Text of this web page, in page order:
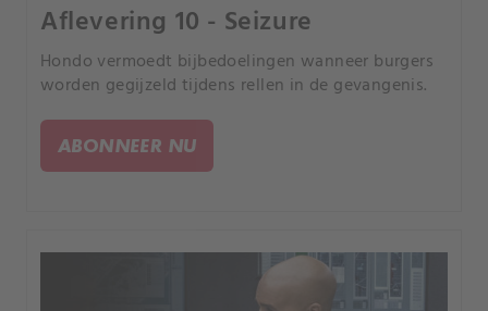
Aflevering 10 - Seizure
Hondo vermoedt bijbedoelingen wanneer burgers
worden gegijzeld tijdens rellen in de gevangenis.
ABONNEER NU